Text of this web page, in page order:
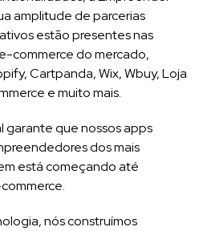
amplitude de parcerias
estão presentes nas
commerce do mercado,
Cartpanda, Wix, Wbuy, Loja
e muito mais.
garante que nossos apps
dos mais
está começando até
nós construímos